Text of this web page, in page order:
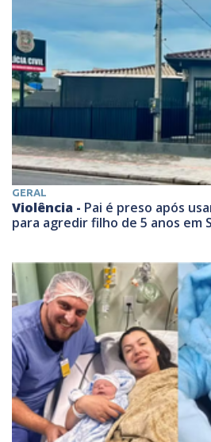
GERAL
Violência - Pai é preso após
para agredir filho de 5 anos em